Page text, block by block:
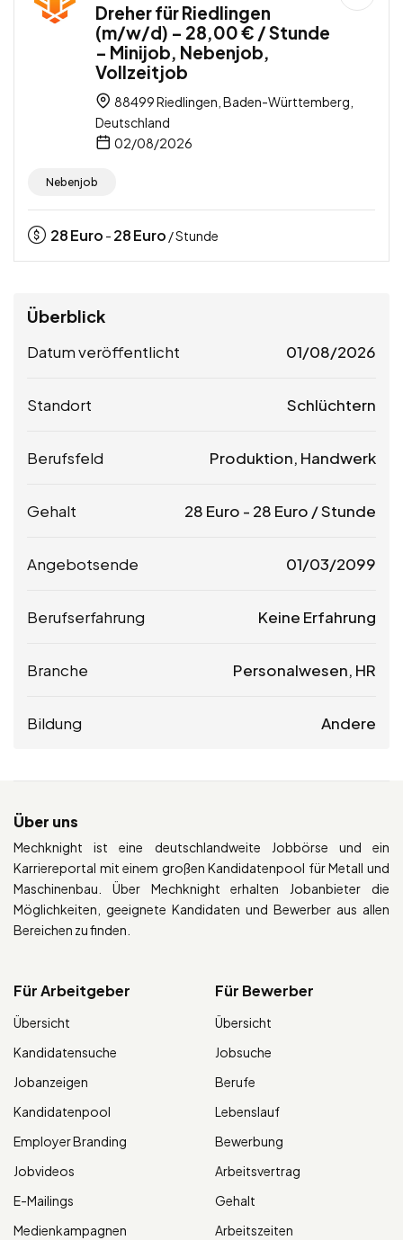
Dreher für Riedlingen
(m/w/d) – 28,00 € / Stunde
– Minijob, Nebenjob,
Vollzeitjob
88499 Riedlingen, Baden-Württemberg,
Deutschland
02/08/2026
Nebenjob
28Euro - 28Euro / Stunde
Überblick
Datum veröffentlicht 01/08/2026
Standort Schlüchtern
Berufsfeld Produktion, Handwerk
Gehalt 28 Euro - 28 Euro / Stunde
Angebotsende 01/03/2099
Berufserfahrung Keine Erfahrung
Branche Personalwesen, HR
Bildung Andere
Über uns
Mechknight ist eine deutschlandweite Jobbörse und ein
Karriereportal mit einem großen Kandidatenpool für Metall und
Maschinenbau. Über Mechknight erhalten Jobanbieter die
Möglichkeiten, geeignete Kandidaten und Bewerber aus allen
Bereichen zu finden.
Für Arbeitgeber
Übersicht
Kandidatensuche
Jobanzeigen
Kandidatenpool
Employer Branding
Jobvideos
E-Mailings
Medienkampagnen
Für Bewerber
Übersicht
Jobsuche
Berufe
Lebenslauf
Bewerbung
Arbeitsvertrag
Gehalt
Arbeitszeiten